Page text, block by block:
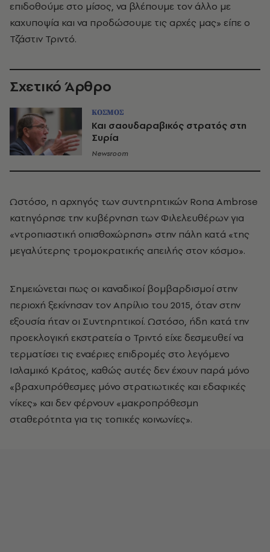
επιδοθούμε στο μίσος, να βλέπουμε τον άλλο με
καχυποψία και να προδώσουμε τις αρχές μας» είπε ο
Τζάστιν Τριντό.
Σχετικό Άρθρο
ΚΟΣΜΟΣ
Και σαουδαραβικός στρατός στη
Συρία
Newsroom
Ωστόσο, η αρχηγός των συντηρητικών Rona Ambrose
κατηγόρησε την κυβέρνηση των Φιλελευθέρων για
«ντροπιαστική οπισθοχώρηση» στην πάλη κατά «της
μεγαλύτερης τρομοκρατικής απειλής στον κόσμο».
Σημειώνεται πως οι καναδικοί βομβαρδισμοί στην
περιοχή ξεκίνησαν τον Απρίλιο του 2015, όταν στην
εξουσία ήταν οι Συντηρητικοί. Ωστόσο, ήδη κατά την
προεκλογική εκστρατεία ο Τριντό είχε δεσμευθεί να
τερματίσει τις εναέριες επιδρομές στο λεγόμενο
Ισλαμικό Κράτος, καθώς αυτές δεν έχουν παρά μόνο
«βραχυπρόθεσμες μόνο στρατιωτικές και εδαφικές
νίκες» και δεν φέρνουν «μακροπρόθεσμη
σταθερότητα για τις τοπικές κοινωνίες».